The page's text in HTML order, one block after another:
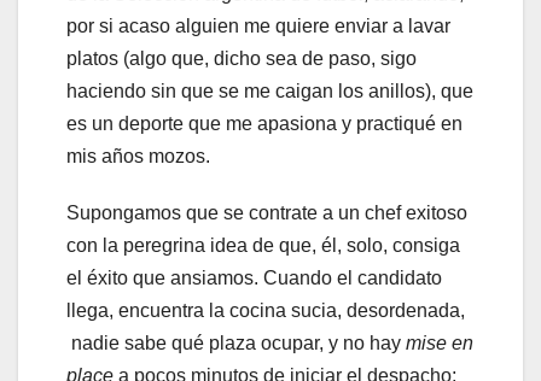
por si acaso alguien me quiere enviar a lavar
platos (algo que, dicho sea de paso, sigo
haciendo sin que se me caigan los anillos), que
es un deporte que me apasiona y practiqué en
mis años mozos.
Supongamos que se contrate a un chef exitoso
con la peregrina idea de que, él, solo, consiga
el éxito que ansiamos. Cuando el candidato
llega, encuentra la cocina sucia, desordenada,
nadie sabe qué plaza ocupar, y no hay mise en
place a pocos minutos de iniciar el despacho;